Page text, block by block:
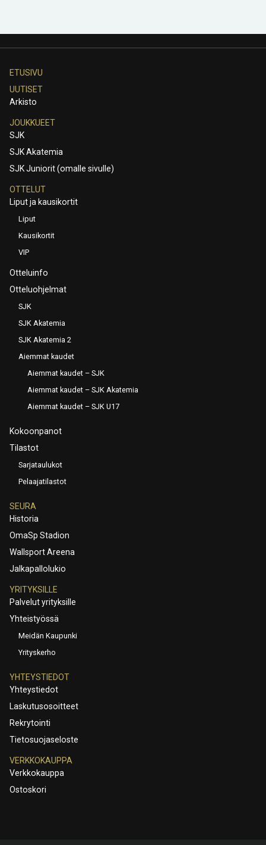
ETUSIVU
UUTISET
Arkisto
JOUKKUEET
SJK
SJK Akatemia
SJK Juniorit (omalle sivulle)
OTTELUT
Liput ja kausikortit
Liput
Kausikortit
VIP
Otteluinfo
Otteluohjelmat
SJK
SJK Akatemia
SJK Akatemia 2
Aiemmat kaudet
Aiemmat kaudet – SJK
Aiemmat kaudet – SJK Akatemia
Aiemmat kaudet – SJK U17
Kokoonpanot
Tilastot
Sarjataulukot
Pelaajatilastot
SEURA
Historia
OmaSp Stadion
Wallsport Areena
Jalkapallolukio
YRITYKSILLE
Palvelut yrityksille
Yhteistyössä
Meidän Kaupunki
Yrityskerho
YHTEYSTIEDOT
Yhteystiedot
Laskutusosoitteet
Rekrytointi
Tietosuojaseloste
VERKKOKAUPPA
Verkkokauppa
Ostoskori